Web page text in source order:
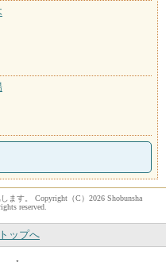
す。 Copyright（C）2026 Shobunsha
reserved.
ップへ